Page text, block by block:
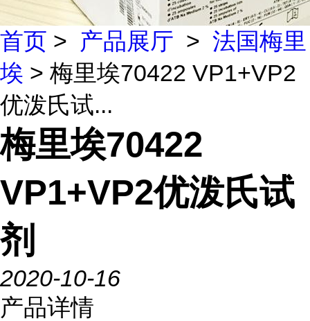
首页 > 产品展厅 > 法国梅里
埃 > 梅里埃70422 VP1+VP2
优泼氏试...
梅里埃70422
VP1+VP2优泼氏试
剂
2020-10-16
产品详情